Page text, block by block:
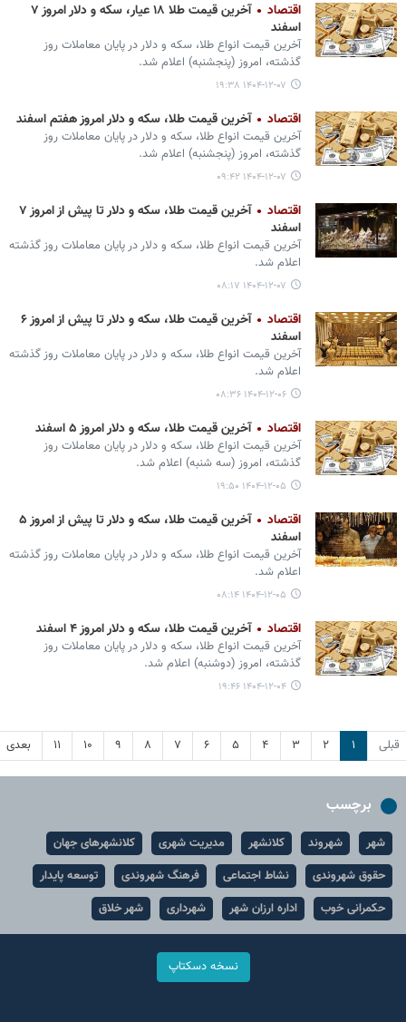
اقتصاد
آخرین قیمت طلا ۱۸ عیار، سکه و دلار امروز ۷
اسفند
آخرین قیمت انواع طلا، سکه و دلار در پایان معاملات روز
گذشته، امروز (پنجشنبه) اعلام شد.
۱۴۰۴-۱۲-۰۷ ۱۹:۳۸
اقتصاد آخرین قیمت طلا، سکه و دلار امروز هفتم اسفند
آخرین قیمت انواع طلا، سکه و دلار در پایان معاملات روز
گذشته، امروز (پنجشنبه) اعلام شد.
۱۴۰۴-۱۲-۰۷ ۰۹:۴۲
اقتصاد
آخرین قیمت طلا، سکه و دلار تا پیش از امروز ۷
اسفند
آخرین قیمت انواع طلا، سکه و دلار در پایان معاملات روز گذشته
اعلام شد.
۱۴۰۴-۱۲-۰۷ ۰۸:۱۷
اقتصاد
آخرین قیمت طلا، سکه و دلار تا پیش از امروز ۶
اسفند
آخرین قیمت انواع طلا، سکه و دلار در پایان معاملات روز گذشته
اعلام شد.
۱۴۰۴-۱۲-۰۶ ۰۸:۳۶
اقتصاد آخرین قیمت طلا، سکه و دلار امروز ۵ اسفند
آخرین قیمت انواع طلا، سکه و دلار در پایان معاملات روز
گذشته، امروز (سه شنبه) اعلام شد.
۱۴۰۴-۱۲-۰۵ ۱۹:۵۰
اقتصاد
آخرین قیمت طلا، سکه و دلار تا پیش از امروز ۵
اسفند
آخرین قیمت انواع طلا، سکه و دلار در پایان معاملات روز گذشته
اعلام شد.
۱۴۰۴-۱۲-۰۵ ۰۸:۱۴
اقتصاد آخرین قیمت طلا، سکه و دلار امروز ۴ اسفند
آخرین قیمت انواع طلا، سکه و دلار در پایان معاملات روز
گذشته، امروز (دوشنبه) اعلام شد.
۱۴۰۴-۱۲-۰۴ ۱۹:۴۶
قبلی ۱ ۲ ۳ ۴ ۵ ۶ ۷ ۸ ۹ ۱۰ ۱۱ بعدی
برچسب
شهر شهروند کلانشهر مدیریت شهری
کلانشهرهای جهان
حقوق شهروندی
نشاط اجتماعی فرهنگ شهروندی
توسعه پایدار
حکمرانی خوب
اداره ارزان شهر شهرداری شهر خلاق
نسخه دسکتاپ